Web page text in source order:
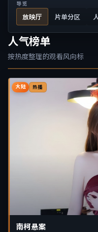
导览
放映厅 片单分区
人气榜单
按热度整理的观看风向标
大陆 热播
南柯悬案